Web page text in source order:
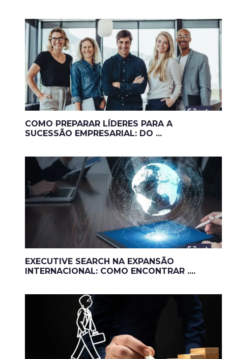
COMO PREPARAR LÍDERES PARA A
SUCESSÃO EMPRESARIAL: DO ...
EXECUTIVE SEARCH NA EXPANSÃO
INTERNACIONAL: COMO ENCONTRAR ....